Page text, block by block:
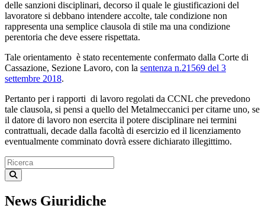
delle sanzioni disciplinari, decorso il quale le giustificazioni del
lavoratore si debbano intendere accolte, tale condizione non
rappresenta una semplice clausola di stile ma una condizione
perentoria che deve essere rispettata.
Tale orientamento è stato recentemente confermato dalla Corte di
Cassazione, Sezione Lavoro, con la sentenza n.21569 del 3
settembre 2018.
Pertanto per i rapporti di lavoro regolati da CCNL che prevedono
tale clausola, si pensi a quello del Metalmeccanici per citarne uno, se
il datore di lavoro non esercita il potere disciplinare nei termini
contrattuali, decade dalla facoltà di esercizio ed il licenziamento
eventualmente comminato dovrà essere dichiarato illegittimo.
News Giuridiche